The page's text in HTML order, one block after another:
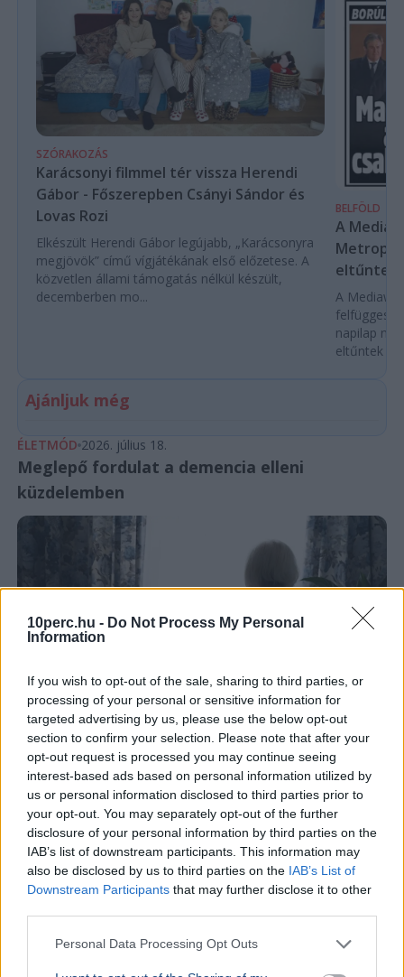
10perc.hu - Do Not Process My Personal
Information
If you wish to opt-out of the sale, sharing to third parties, or
processing of your personal or sensitive information for
targeted advertising by us, please use the below opt-out
section to confirm your selection. Please note that after your
opt-out request is processed you may continue seeing
interest-based ads based on personal information utilized by
us or personal information disclosed to third parties prior to
your opt-out. You may separately opt-out of the further
disclosure of your personal information by third parties on the
IAB’s list of downstream participants. This information may
also be disclosed by us to third parties on the IAB’s List of
Downstream Participants that may further disclose it to other
Personal Data Processing Opt Outs
SZÓRAKOZÁS
Karácsonyi filmmel tér vissza Herendi
Gábor - Főszerepben Csányi Sándor és
Lovas Rozi
Elkészült Herendi Gábor legújabb, „Karácsonyra
megjövök” című vígjátékának első előzetese. A
közvetlen állami támogatás nélkül készült,
decemberben mo...
BELFÖLD
A
Metropol
eltűntek
A
napilap
eltűntek
Ajánljuk még
ÉLETMÓD 2026. július 18.
Meglepő fordulat a demencia elleni
küzdelemben
Egészség
Kutatások szerint a jómódú országokban gyorsan
csökken a demencia előfordulási aránya, a betegségek
jelentős része pedig életmódváltással megelőzhető
vagy késleltethető lenne.Bővebben...
ÉLETMÓD 2026. július 15.
Az országos tisztifőorvos megszólalt a